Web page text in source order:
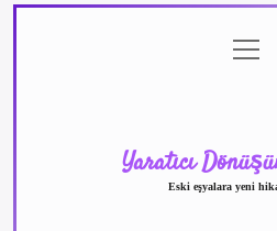
menüyü
aç
Yaratıcı
Eski eşyalara yeni